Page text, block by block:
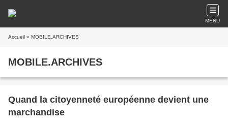
MENU
Accueil » MOBILE.ARCHIVES
MOBILE.ARCHIVES
Quand la citoyenneté européenne devient une
marchandise